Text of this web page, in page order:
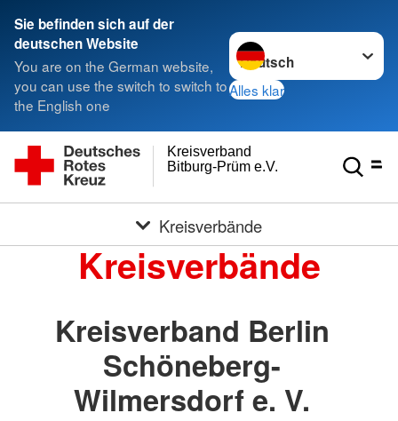
Sie befinden sich auf der
deutschen Website
You are on the German website,
you can use the switch to switch to
the English one
Sprache wechseln zu
Alles klar
Bitburg-Prüm e.V.
Kreisverband
Kreisverbände
Kreisverbände
Kreisverband Berlin
Schöneberg-
Wilmersdorf e. V.